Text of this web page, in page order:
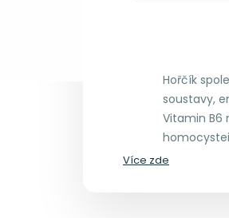
Hořčík
soustavy,
Vitamin B6
Více zde